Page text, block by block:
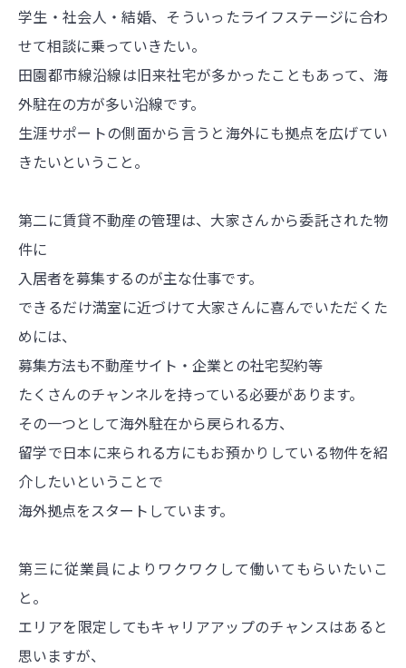
学生・社会人・結婚、そういったライフステージに合わ
せて相談に乗っていきたい。
田園都市線沿線は旧来社宅が多かったこともあって、海
外駐在の方が多い沿線です。
生涯サポートの側面から言うと海外にも拠点を広げてい
きたいということ。
第二に賃貸不動産の管理は、大家さんから委託された物
件に
入居者を募集するのが主な仕事です。
できるだけ満室に近づけて大家さんに喜んでいただくた
めには、
募集方法も不動産サイト・企業との社宅契約等
たくさんのチャンネルを持っている必要があります。
その一つとして海外駐在から戻られる方、
留学で日本に来られる方にもお預かりしている物件を紹
介したいということで
海外拠点をスタートしています。
第三に従業員によりワクワクして働いてもらいたいこ
と。
エリアを限定してもキャリアアップのチャンスはあると
思いますが、